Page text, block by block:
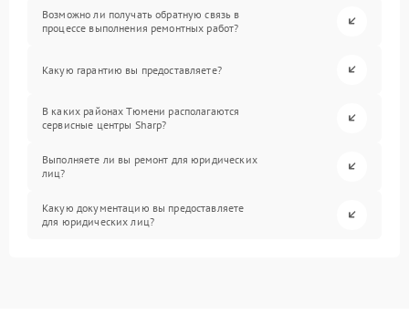
Возможно ли получать обратную связь в
процессе выполнения ремонтных работ?
Какую гарантию вы предоставляете?
В каких районах Тюмени располагаются
сервисные центры Sharp?
Выполняете ли вы ремонт для юридических
лиц?
Какую документацию вы предоставляете
для юридических лиц?